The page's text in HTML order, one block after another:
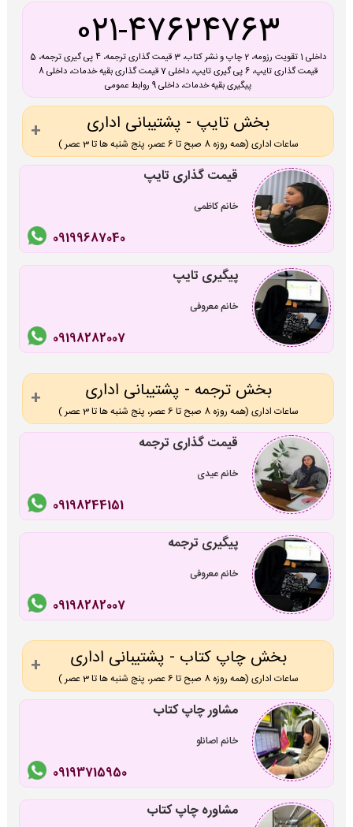
021-47624763
داخلی 1 تقویت رزومه، 2 چاپ و نشر کتاب، 3 قیمت گذاری ترجمه، 4 پی گیری ترجمه، 5
قیمت گذاری تایپ، 6 پی گیری تایپ، داخلی 7 قیمت گذاری بقیه خدمات، داخلی 8
پیگیری بقیه خدمات، داخلی 9 روابط عمومی
بخش تایپ - پشتیبانی اداری
ساعات اداری (همه روزه 8 صبح تا 6 عصر، پنج شنبه ها تا 3 عصر )
قیمت گذاری تایپ
خانم کاظمی
09199687040
پیگیری تایپ
خانم معروفی
09198282007
بخش ترجمه - پشتیبانی اداری
ساعات اداری (همه روزه 8 صبح تا 6 عصر، پنج شنبه ها تا 3 عصر )
قیمت گذاری ترجمه
خانم عیدی
09198244151
پیگیری ترجمه
خانم معروفی
09198282007
بخش چاپ کتاب - پشتیبانی اداری
ساعات اداری (همه روزه 8 صبح تا 6 عصر، پنج شنبه ها تا 3 عصر )
مشاور چاپ کتاب
خانم اصانلو
09193715950
مشاوره چاپ کتاب